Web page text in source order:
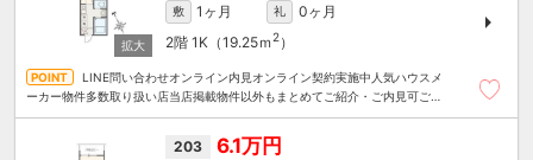
敷 1ヶ月 礼
0ヶ月
2階 1K（19.25ｍ 2）
LINE問い合わせオンライン内見オンライン契約実施中人気ハウスメ
ーカー物件多数取り扱い店当店掲載物件以外もまとめてご紹介・ご内見可ご予
203 6.1万円